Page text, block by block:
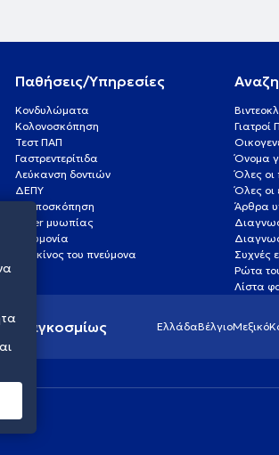
Παθήσεις/Υπηρεσίες
Κονδυλώματα
Κολονοσκόπηση
Τεστ ΠΑΠ
Γαστρεντερίτιδα
Λεύκανση δοντιών
ΔΕΠΥ
Κολποσκόπηση
Laser μυωπίας
Πνευμονία
Καρκίνος του πνεύμονα
Όνομα
Όλες οι
Όλες οι
Άρθρα
Συχνές
Ρώτα
Λίστα
παγκοσμίως ΕλλάδαΒέλγιοΜεξικό